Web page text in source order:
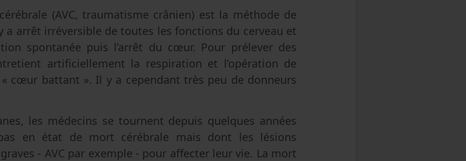
(AVC, traumatisme crânien) est la méthode de
a arrêt irréversible de toutes les fonctions du cerveau et
spontanée puis l’arrêt du cœur. Pour prélever des
artificiellement la respiration et l’opération de
cœur battant ». Il y a cependant très peu de donneurs
les médecins se tournent depuis quelques années
en état de mort cérébrale mais dont les lésions
- AVC par exemple - pour affecter leur vie. La mort